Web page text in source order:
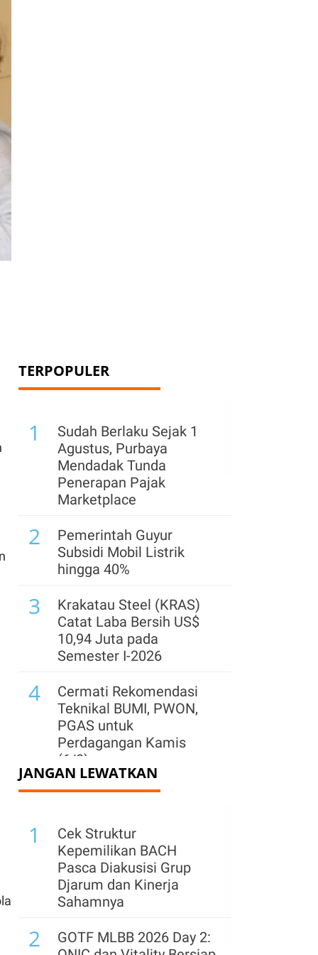
TERPOPULER
1
Sudah Berlaku Sejak 1
Agustus, Purbaya
Mendadak Tunda
Penerapan Pajak
Marketplace
2
Pemerintah Guyur
Subsidi Mobil Listrik
hingga 40%
3
Krakatau Steel (KRAS)
Catat Laba Bersih US$
10,94 Juta pada
Semester I-2026
4
Cermati Rekomendasi
Teknikal BUMI, PWON,
PGAS untuk
Perdagangan Kamis
(6/8)
5
IHSG Berpeluang Lanjut
PDB dan Rekomendasi
Saham Hari Ini
IHSG Berpeluang
Menguat pada Kamis
(6/8), Ini Kata Analis
Daftar Saham PER
JANGAN LEWATKAN
1
Cek Struktur
Kepemilikan BACH
Pasca Diakusisi Grup
Djarum dan Kinerja
Sahamnya
2
GOTF MLBB 2026 Day 2: